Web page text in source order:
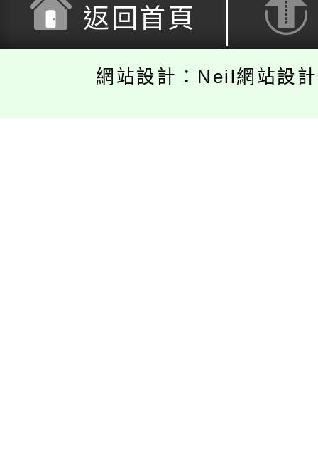
返回首頁
網站設計：Neil網站設